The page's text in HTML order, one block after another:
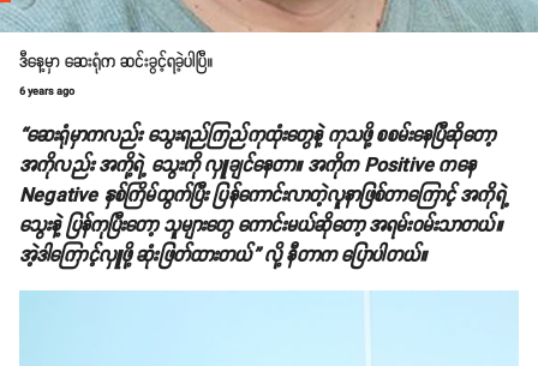
ဒီနေ့မှာ ဆေးရုံက ဆင်းခွင့်ရခဲ့ပါပြီ။
6 years ago
“ဆေးရုံမှာကလည်း သွေးရည်ကြည်ကုထုံးတွေနဲ့ ကုသဖို့ စစမ်းနေပြီဆိုတော့
အကိုလည်း အကို့ရဲ့ သွေးကို လှူချင်နေတာ။ အကိုက Positive ကနေ
Negative နှစ်ကြိမ်ထွက်ပြီး ပြန်ကောင်းလာတဲ့လူနာဖြစ်တာကြောင့် အကိုရဲ့
သွေးနဲ့ ပြန်ကုပြီးတော့ သူများတွေ ကောင်းမယ်ဆိုတော့ အရမ်းဝမ်းသာတယ်။
အဲ့ဒါကြောင့်လှူဖို့ ဆုံးဖြတ်ထားတယ်” လို့ နီတာက ပြောပါတယ်။